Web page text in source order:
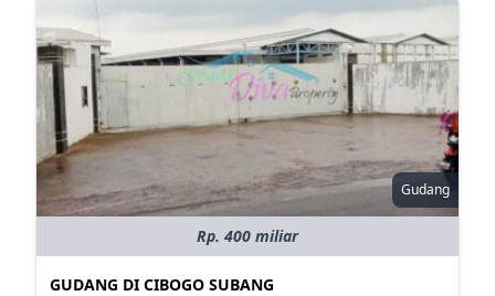
Gudang
Rp. 400 miliar
GUDANG DI CIBOGO SUBANG